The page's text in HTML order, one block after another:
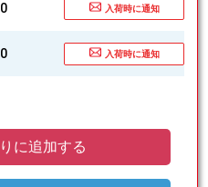
0 入荷時に通知
0 入荷時に通知
に追加する